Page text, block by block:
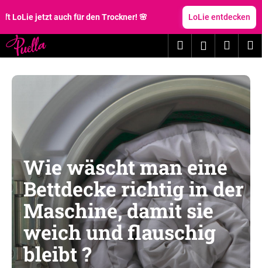
Inhaltauch für den Trockner! 🌸 LoLie entdecken
SuchenLogin
Wie wäscht man eine
Bettdecke richtig in der
Maschine, damit sie
weich und flauschig
bleibt ?
a
r
e zum
zum
W
a
c
h
e
n
S
?